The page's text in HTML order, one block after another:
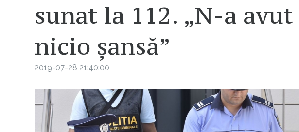
sunat la 112. „N-a avut
nicio șansă”
2019-07-28 21:40:00